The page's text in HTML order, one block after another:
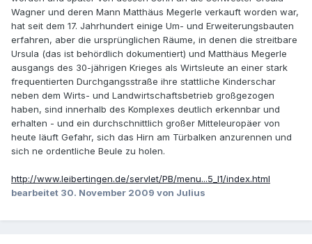
Wagner und deren Mann Matthäus Megerle verkauft worden war,
hat seit dem 17. Jahrhundert einige Um- und Erweiterungsbauten
erfahren, aber die ursprünglichen Räume, in denen die streitbare
Ursula (das ist behördlich dokumentiert) und Matthäus Megerle
ausgangs des 30-jährigen Krieges als Wirtsleute an einer stark
frequentierten Durchgangsstraße ihre stattliche Kinderschar
neben dem Wirts- und Landwirtschaftsbetrieb großgezogen
haben, sind innerhalb des Komplexes deutlich erkennbar und
erhalten - und ein durchschnittlich großer Mitteleuropäer von
heute läuft Gefahr, sich das Hirn am Türbalken anzurennen und
sich ne ordentliche Beule zu holen.
http://www.leibertingen.de/servlet/PB/menu...5_l1/index.html
bearbeitet 30. November 2009 von Julius